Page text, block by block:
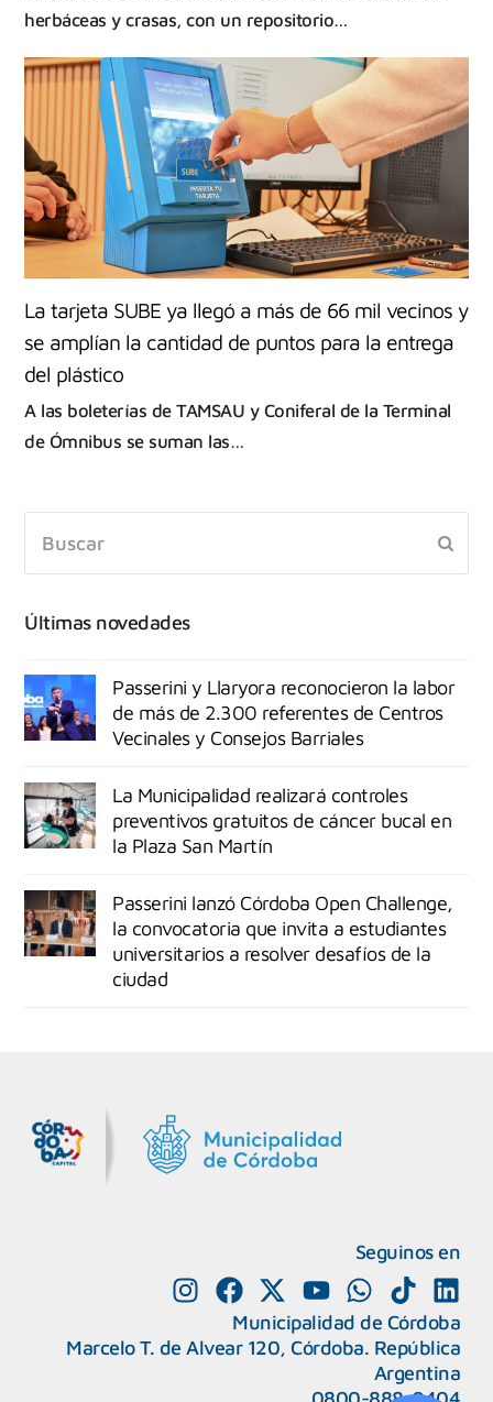
herbáceas y crasas, con un repositorio…
La tarjeta SUBE ya llegó a más de 66 mil vecinos y
se amplían la cantidad de puntos para la entrega
del plástico
A las boleterías de TAMSAU y Coniferal de la Terminal
de Ómnibus se suman las…
Últimas novedades
Passerini y Llaryora reconocieron la labor
de más de 2.300 referentes de Centros
Vecinales y Consejos Barriales
La Municipalidad realizará controles
preventivos gratuitos de cáncer bucal en
la Plaza San Martín
Passerini lanzó Córdoba Open Challenge,
la convocatoria que invita a estudiantes
universitarios a resolver desafíos de la
ciudad
Seguinos en
Municipalidad de Córdoba
Marcelo T. de Alvear 120, Córdoba. República
Argentina